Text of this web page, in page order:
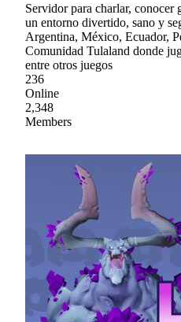
Servidor para charlar, conocer
un entorno divertido, sano y
Argentina, México, Ecuador,
Comunidad Tulaland donde
entre otros juegos
236
Online
2,348
Members